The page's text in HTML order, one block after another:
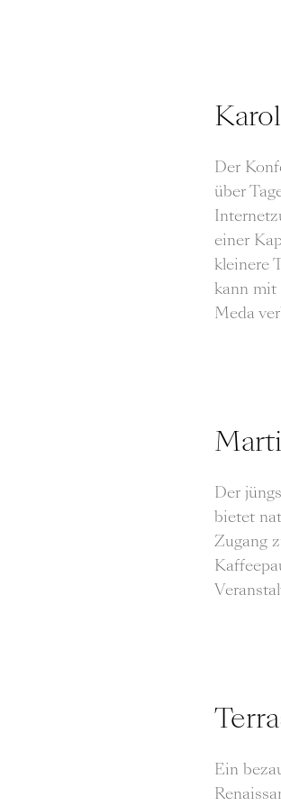
Der
über
einer
kleinere
kann mit
Meda
Der
bietet
Zugang
Ein